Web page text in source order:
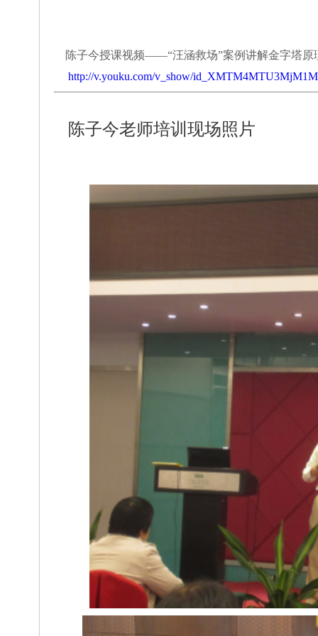
陈子今授课视频——“汪涵救场”案例讲解金字塔原
http://v.youku.com/v_show/
陈子今老师培训现场照片